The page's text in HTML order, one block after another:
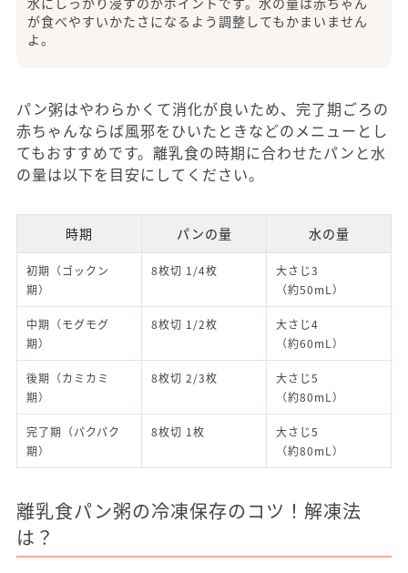
が食べやすいかたさになるよう調整してもかまいません
よ。
パン粥はやわらかくて消化が良いため、完了期ごろの
赤ちゃんならば風邪をひいたときなどのメニューとし
てもおすすめです。離乳食の時期に合わせたパンと水
の量は以下を目安にしてください。
時期 パンの量 水の量
初期（ゴックン
期）
8枚切 1/4枚
大さじ3
（約50mL）
中期（モグモグ
期）
8枚切 1/2枚
大さじ4
（約60mL）
後期（カミカミ
期）
8枚切 2/3枚
大さじ5
（約80mL）
完了期（パクパク
期）
8枚切 1枚
大さじ5
（約80mL）
離乳食パン粥の冷凍保存のコツ！解凍法
は？